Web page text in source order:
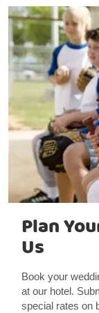
Plan
Us
Book your
at our hotel.
special rates on